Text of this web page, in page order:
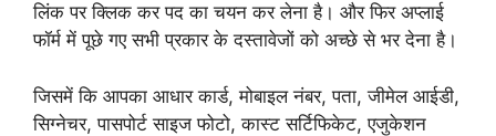
लिंक पर क्लिक कर पद का चयन कर लेना है। और फिर अप्लाई
फॉर्म में पूछे गए सभी प्रकार के दस्तावेजों को अच्छे से भर देना है।
जिसमें कि आपका आधार कार्ड, मोबाइल नंबर, पता, जीमेल आईडी,
सिग्नेचर, पासपोर्ट साइज फोटो, कास्ट सर्टिफिकेट, एजुकेशन